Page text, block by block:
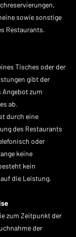
sowie sonstige
Restaurants.
Tisches oder der
gibt der
zum
ab.
durch eine
des Restaurants
oder
keine
kein
die Leistung.
zum Zeitpunkt der
der